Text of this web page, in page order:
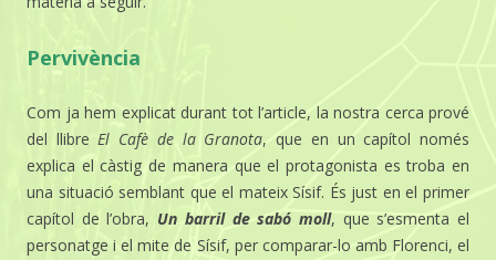
Pervivència
Com ja hem explicat durant tot l’article, la nostra cerca prové
del llibreEl Cafè de la Granota, que en un capítol només
explica el càstig de manera que el protagonista es troba en
una situació semblant que el mateix Sísif. És just en el primer
capítol de l’obra, Un barril de sabó moll, que s’esmenta el
personatge i el mite de Sísif, per comparar-lo amb Florenci, el